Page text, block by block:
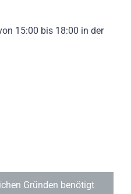
15:00 bis 18:00 in der
Gründen benötigt